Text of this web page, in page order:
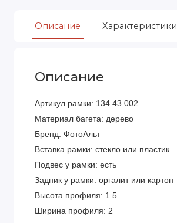
Описание Характеристики
Описание
Артикул рамки: 134.43.002
Материал багета: дерево
Бренд: ФотоАльт
Вставка рамки: стекло или пластик
Подвес у рамки: есть
Задник у рамки: оргалит или картон
Высота профиля: 1.5
Ширина профиля: 2